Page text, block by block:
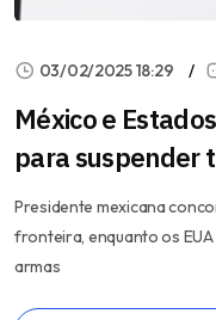
03/02/2025 18:29
México e
para suspender
Presidente mexicana
fronteira, enquanto os
armas